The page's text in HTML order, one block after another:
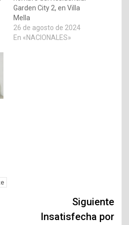
Garden City 2, en Villa
Mella
26 de agosto de 2024
En «NACIONALES»
Siguiente
Insatisfecha por